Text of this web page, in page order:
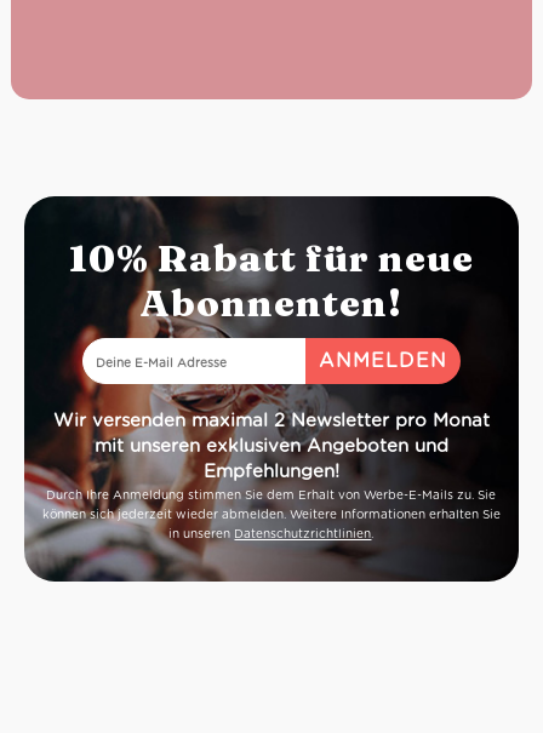
10% Rabatt für neue
Abonnenten!
Wir versenden maximal 2 Newsletter pro Monat
mit unseren exklusiven Angeboten und
Empfehlungen!
Durch Ihre Anmeldung stimmen Sie dem Erhalt von Werbe-E-Mails zu. Sie
können sich jederzeit wieder abmelden. Weitere Informationen erhalten Sie
in unseren Datenschutzrichtlinien